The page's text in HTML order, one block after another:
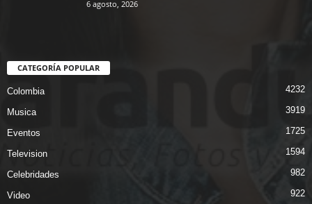
6 agosto, 2026
CATEGORÍA POPULAR
Colombia 4232
Musica 3919
Eventos 1725
Television 1594
Celebridades 982
Video 922